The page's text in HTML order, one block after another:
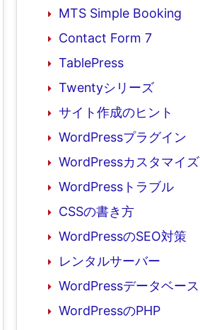
MTS Simple Booking
Contact Form 7
TablePress
Twentyシリーズ
サイト作成のヒント
WordPressプラグイン
WordPressカスタマイズ
WordPressトラブル
CSSの書き方
WordPressのSEO対策
レンタルサーバー
WordPressデータベース
WordPressのPHP